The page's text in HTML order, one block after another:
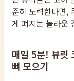
준히 노력한다면,
게 펴지는 놀라운
매일 5분! 뷰릿
뼈 모으기